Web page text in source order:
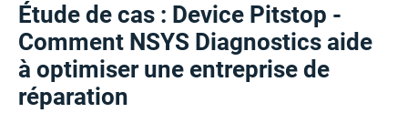
Étude de cas : Device Pitstop -
Comment NSYS Diagnostics aide
à optimiser une entreprise de
réparation